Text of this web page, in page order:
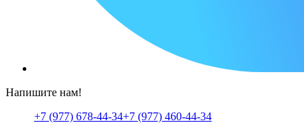
Напишите нам!
+7 (977) 678-44-34+7 (977) 460-44-34